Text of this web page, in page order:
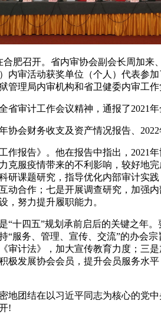
肥召开。省内审协会副会长周加
内审活动获奖单位（个人）代表
理局内审机构和省卫健委内审工
审计工作会议精神，通报了2021
协会财务收支及资产情况报告、
报告》。他在报告中指出，
克服疫情带来的不利影响，较好地
研课题研究，指导优化内部审计实
动合作；七是开展调查研究，加强
，努力提升履职能力。
“十四五”规划承前启后的关键之
服务、管理、宣传、交流”的办会
审计法》，加大宣传教育力度；三
极发展协会会员，提升会员服务水
地团结在以习近平同志为核心的党
!